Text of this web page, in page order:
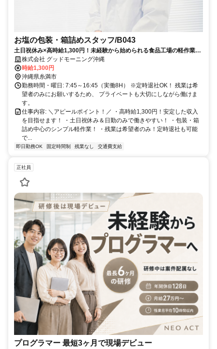
お塩の包装・箱詰めスタッフ/B043
土日祝休み×高時給1,300円！未経験から始められる食品工場の軽作業で
す♪株式会社 グッドモーニング沖縄
時給1,300円
沖縄県糸満市
勤務時間・曜日: 7:45～16:45（実働8H） ※定時退社OK！ 残業は希
望者のみにお願いするため、 プライベートも大切にしながら働けま
す。
仕事内容: ＼アピールポイント！／ ・高時給1,300円！安定した収入
を目指せます！ ・土日祝休み＆日勤のみで働きやすい！ ・包装・箱
詰め中心のシンプル軽作業！ ・残業は希望者のみ！定時退社も可能
で...
即日勤務OK 固定時間制 残業なし 交通費支給
正社員
プログラマー 最短3ヶ月で現場デビュー